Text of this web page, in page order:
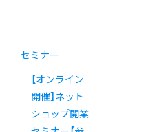
セミナー
【オンライン
開催】ネット
ショップ開業